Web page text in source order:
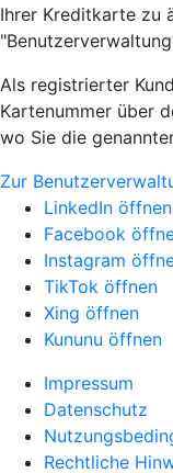
Ihrer Kreditkarte zu
Als registrierter
Kartenummer über
wo Sie die
Zur
LinkedIn öffnen
Facebook
Instagram
TikTok öffnen
Xing öffnen
Kununu öffnen
Impressum
Datenschutz
Rechtliche